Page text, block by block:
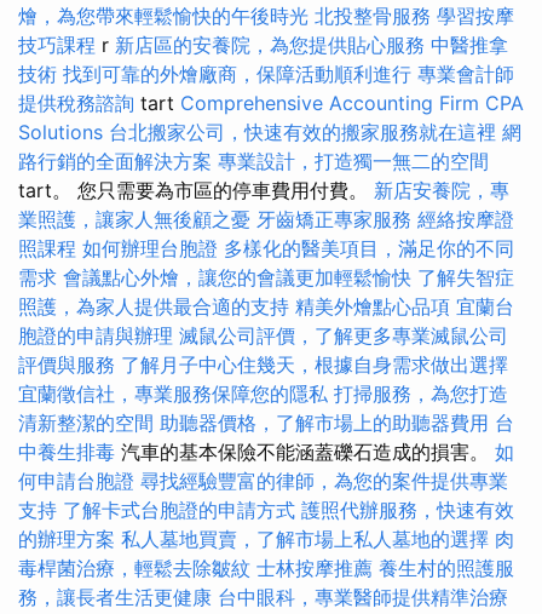
燴，為您帶來輕鬆愉快的午後時光 北投整骨服務 學習按摩
技巧課程 r 新店區的安養院，為您提供貼心服務 中醫推拿
技術 找到可靠的外燴廠商，保障活動順利進行 專業會計師
提供稅務諮詢 tart Comprehensive Accounting Firm CPA
Solutions 台北搬家公司，快速有效的搬家服務就在這裡 網
路行銷的全面解決方案 專業設計，打造獨一無二的空間
tart。 您只需要為市區的停車費用付費。 新店安養院，專
業照護，讓家人無後顧之憂 牙齒矯正專家服務 經絡按摩證
照課程 如何辦理台胞證 多樣化的醫美項目，滿足你的不同
需求 會議點心外燴，讓您的會議更加輕鬆愉快 了解失智症
照護，為家人提供最合適的支持 精美外燴點心品項 宜蘭台
胞證的申請與辦理 滅鼠公司評價，了解更多專業滅鼠公司
評價與服務 了解月子中心住幾天，根據自身需求做出選擇
宜蘭徵信社，專業服務保障您的隱私 打掃服務，為您打造
清新整潔的空間 助聽器價格，了解市場上的助聽器費用 台
中養生排毒 汽車的基本保險不能涵蓋礫石造成的損害。 如
何申請台胞證 尋找經驗豐富的律師，為您的案件提供專業
支持 了解卡式台胞證的申請方式 護照代辦服務，快速有效
的辦理方案 私人墓地買賣，了解市場上私人墓地的選擇 肉
毒桿菌治療，輕鬆去除皺紋 士林按摩推薦 養生村的照護服
務，讓長者生活更健康 台中眼科，專業醫師提供精準治療